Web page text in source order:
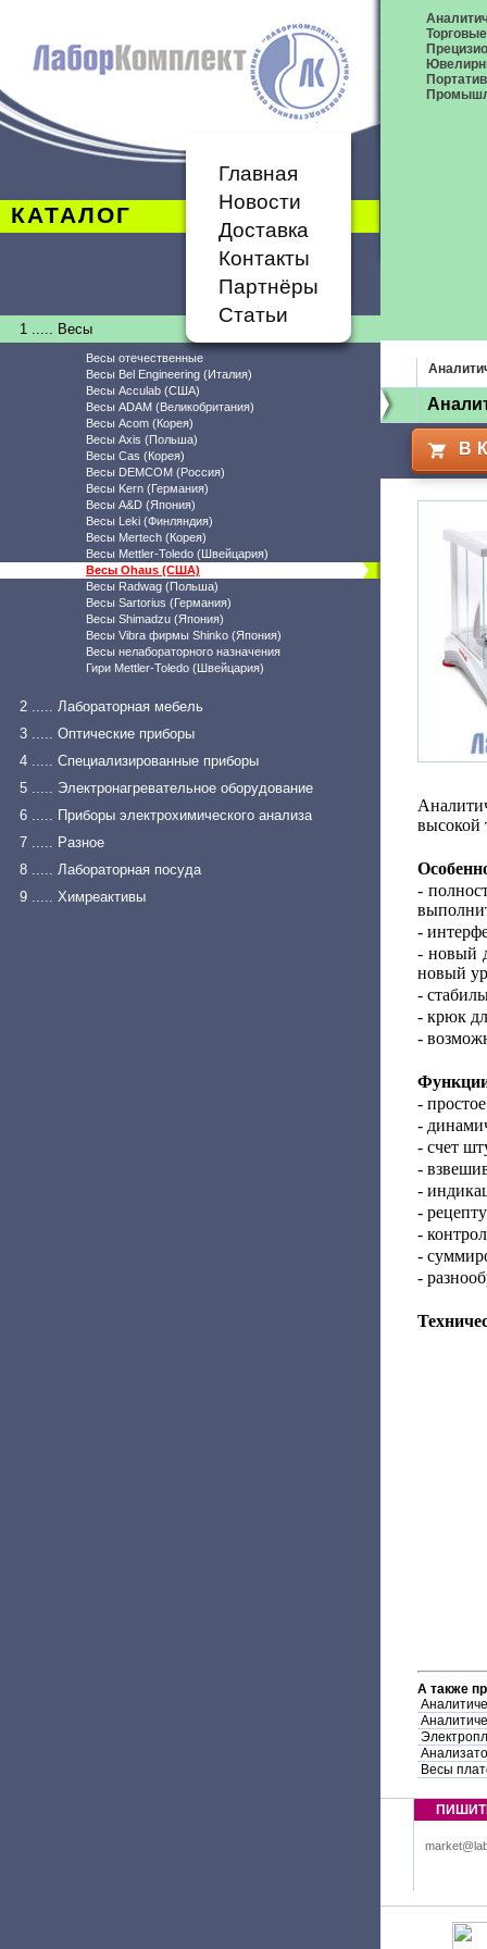
КАТАЛОГ
Главная
Новости
Доставка
Контакты
Партнёры
Статьи
1 ..... Весы
Весы отечественные
Весы Bel Engineering (Италия)
Весы Acculab (США)
Весы ADAM (Великобритания)
Весы Acom (Корея)
Весы Axis (Польша)
Весы Cas (Корея)
Весы DEMCOM (Россия)
Весы Kern (Германия)
Весы A&D (Япония)
Весы Leki (Финляндия)
Весы Mertech (Корея)
Весы Mettler-Toledo (Швейцария)
Весы Ohaus (США)
Весы Radwag (Польша)
Весы Sartorius (Германия)
Весы Shimadzu (Япония)
Весы Vibra фирмы Shinko (Япония)
Весы нелабораторного назначения
Гири Mettler-Toledo (Швейцария)
2 ..... Лабораторная мебель
3 ..... Оптические приборы
4 ..... Специализированные приборы
5 ..... Электронагревательное оборудование
6 ..... Приборы электрохимического анализа
7 ..... Разное
8 ..... Лабораторная посуда
9 ..... Химреактивы
В
высокой
-
-
- новый
новый
-
- крюк
-
-
-
- счет
-
-
-
-
-
-
А также
Весы